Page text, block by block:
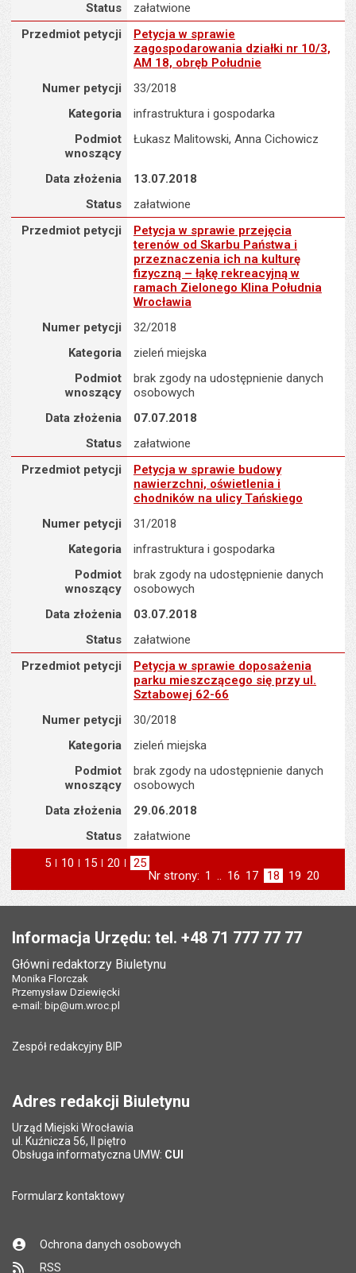
Status
załatwione
Przedmiot petycji : Petycja w sprawie zagospodarowania działki
Przedmiot petycji
Petycja w sprawie
zagospodarowania działki nr 10/3,
AM 18, obręb Południe
Numer petycji
33/2018
Kategoria
infrastruktura i gospodarka
Podmiot
wnoszący
Łukasz Malitowski, Anna Cichowicz
Data złożenia
13.07.2018
Status
załatwione
Przedmiot petycji : Petycja w sprawie przejęcia terenów od
Przedmiot petycji
Petycja w sprawie przejęcia
terenów od Skarbu Państwa i
przeznaczenia ich na kulturę
fizyczną – łąkę rekreacyjną w
ramach Zielonego Klina Południa
Wrocławia
Numer petycji
32/2018
Kategoria
zieleń miejska
Podmiot
wnoszący
brak zgody na udostępnienie danych
osobowych
Data złożenia
07.07.2018
Status
załatwione
Przedmiot petycji : Petycja w sprawie budowy nawierzchni,
Przedmiot petycji
Petycja w sprawie budowy
nawierzchni, oświetlenia i
chodników na ulicy Tańskiego
Numer petycji
31/2018
Kategoria
infrastruktura i gospodarka
Podmiot
wnoszący
brak zgody na udostępnienie danych
osobowych
Data złożenia
03.07.2018
Status
załatwione
Przedmiot petycji : Petycja w sprawie doposażenia parku
Przedmiot petycji
Petycja w sprawie doposażenia
parku mieszczącego się przy ul.
Sztabowej 62-66
Numer petycji
30/2018
Kategoria
zieleń miejska
Podmiot
wnoszący
brak zgody na udostępnienie danych
osobowych
Data złożenia
29.06.2018
Status
załatwione
5 elementów na stronie
10 elementów
15 elementów
na stronie
20 elementów
na stronie
25
na stronie
Nr strony: Strona
1 .. Strona
16 Strona
17 Strona
18 Strona
19 Strona
20
Informacja Urzędu: tel. +48 71 777 77 77
Główni redaktorzy Biuletynu
Monika Florczak
Przemysław Dziewięcki
e-mail: bip@um.wroc.pl
Zespół redakcyjny BIP
Adres redakcji Biuletynu
Urząd Miejski Wrocławia
ul. Kuźnicza 56, II piętro
Obsługa informatyczna UMW: CUI
Formularz kontaktowy
Ochrona danych osobowych
RSS